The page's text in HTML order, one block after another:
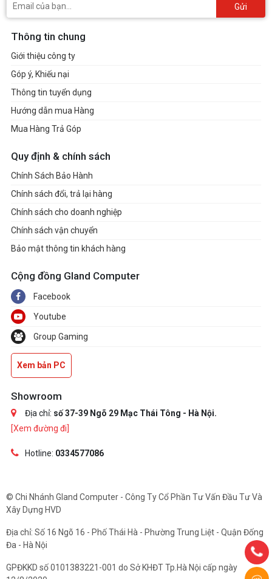
Gửi
Thông tin chung
Giới thiệu công ty
Góp ý, Khiếu nại
Thông tin tuyển dụng
Hướng dẫn mua Hàng
Mua Hàng Trả Góp
Quy định & chính sách
Chính Sách Bảo Hành
Chính sách đổi, trả lại hàng
Chính sách cho doanh nghiệp
Chính sách vận chuyển
Bảo mật thông tin khách hàng
Cộng đồng Gland Computer
Facebook
Youtube
Group Gaming
Xem bản PC
Showroom
Địa chỉ: số 37-39 Ngõ 29 Mạc Thái Tông - Hà Nội.
[Xem đường đi]
Hotline: 0334577086
© Chi Nhánh Gland Computer - Công Ty Cổ Phần Tư Vấn Đầu Tư Và
Xây Dựng HVD
Địa chỉ: Số 16 Ngõ 16 - Phố Thái Hà - Phường Trung Liệt - Quận Đống
Đa - Hà Nội
GPĐKKD số 0101383221-001 do Sở KHĐT Tp.Hà Nội cấp ngày